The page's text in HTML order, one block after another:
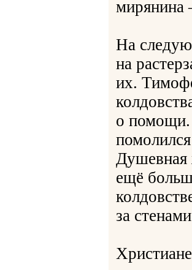
мирянина
На
на
их.
о помощи.
Душевная
ещё
за